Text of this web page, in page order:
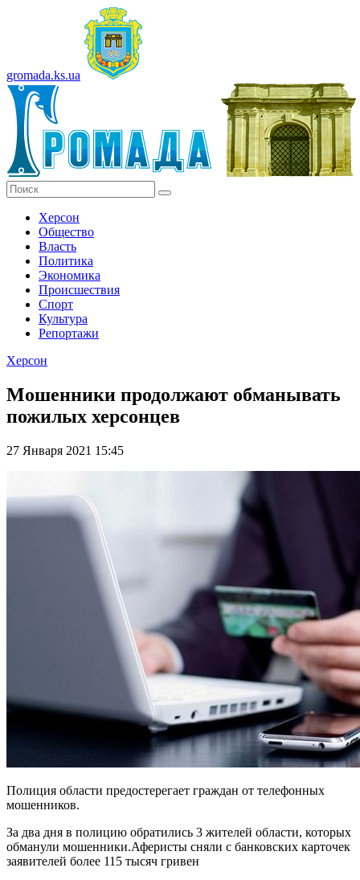
gromada.ks.ua
Херсон
Общество
Власть
Политика
Экономика
Происшествия
Спорт
Культура
Репортажи
Херсон
Мошенники продолжают обманывать
пожилых херсонцев
27 Января 2021 15:45
Полиция области предостерегает граждан от телефонных
мошенников.
За два дня в полицию обратились 3 жителей области, которых
обманули мошенники.Аферисты сняли с банковских карточек
заявителей более 115 тысяч гривен